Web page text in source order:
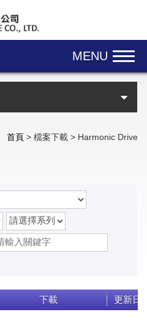
MENU
首頁 > 檔案下載 > Harmonic Drive
下載 更新日